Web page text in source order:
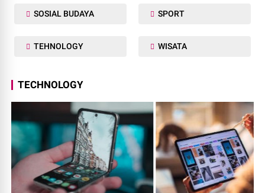
SOSIAL BUDAYA SPORT
TEHNOLOGY WISATA
TECHNOLOGY